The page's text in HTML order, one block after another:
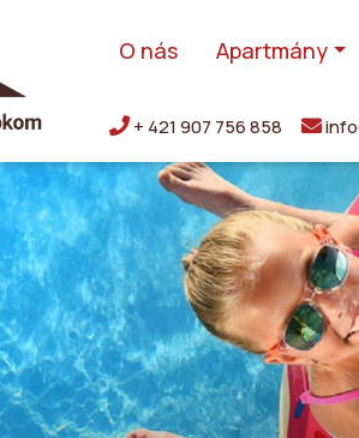
O nás Apartmány
+ 421 907 756 858